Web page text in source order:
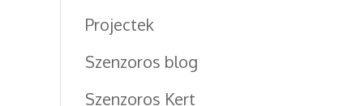
Projectek
Szenzoros blog
Szenzoros Kert